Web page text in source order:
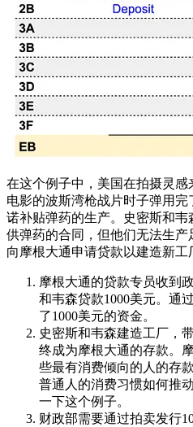
在这个例子中，美国在拍摄灵感
电影的波斯湾枪战片时子弹用
诺补贴弹药的生产。史密斯和
供弹药的合同，但他们无法生
向摩根大通申请贷款以建造新工
摩根大通的贷款专员收到
和韦森贷款1000美元。通
了1000美元的资金。
史密斯和韦森建造工厂，
终成为摩根大通的存款。
些最有消费倾向的人的存
普通人的消费习惯如何推
一下这个例子。
财政部需要通过拍卖发行